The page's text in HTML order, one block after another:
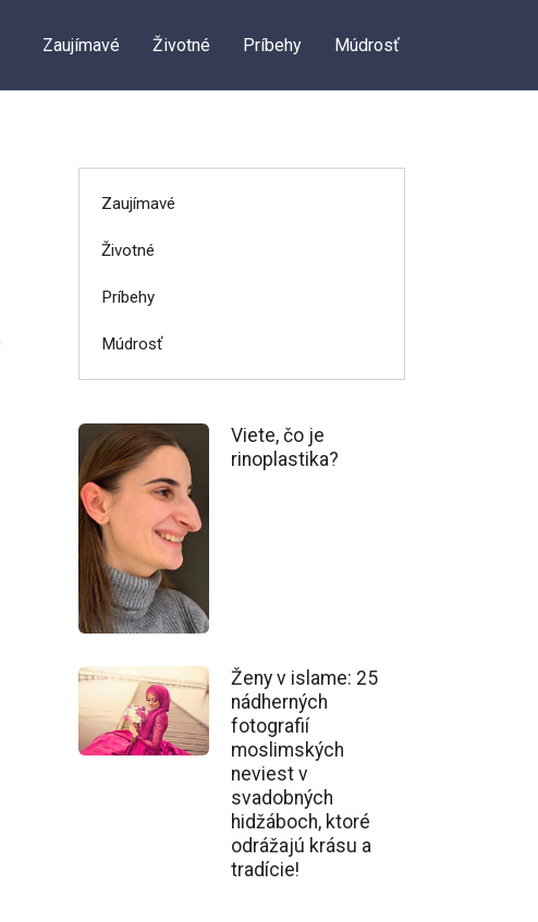
Zaujímavé Životné Príbehy Múdrosť
Zaujímavé
Životné
Príbehy
Múdrosť
Viete, čo je
rinoplastika?
Ženy v islame: 25
nádherných
fotografií
moslimských
neviest v
svadobných
hidžáboch, ktoré
odrážajú krásu a
tradície!